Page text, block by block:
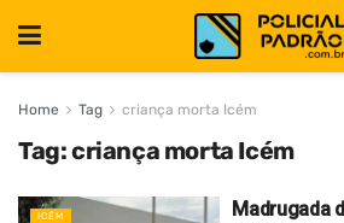
Home Tag criança morta Icém
Tag:criança morta Icém
ICÉM
Madrugada